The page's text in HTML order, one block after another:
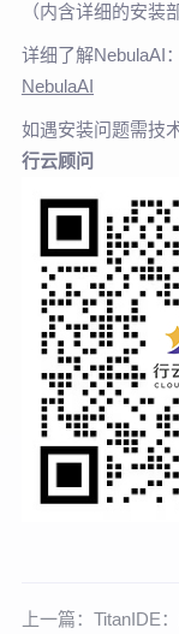
（内含详细的安装
详细了解NebulaAI：
NebulaAI
如遇安装问题需技
行云顾问
上一篇： TitanIDE